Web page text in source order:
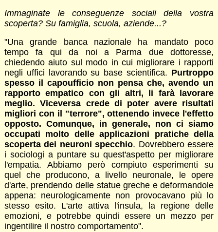
Immaginate le conseguenze sociali della vostra
scoperta? Su famiglia, scuola, aziende...?
"Una grande banca nazionale ha mandato poco
tempo fa qui da noi a Parma due dottoresse,
chiedendo aiuto sul modo in cui migliorare i rapporti
negli uffici lavorando su base scientifica. Purtroppo
spesso il capoufficio non pensa che, avendo un
rapporto empatico con gli altri, li farà lavorare
meglio. Viceversa crede di poter avere risultati
migliori con il "terrore", ottenendo invece l'effetto
opposto. Comunque, in generale, non ci siamo
occupati molto delle applicazioni pratiche della
scoperta dei neuroni specchio. Dovrebbero essere
i sociologi a puntare su quest'aspetto per migliorare
l'empatia. Abbiamo però compiuto esperimenti su
quel che producono, a livello neuronale, le opere
d'arte, prendendo delle statue greche e deformandole
appena: neurologicamente non provocavano più lo
stesso esito. L'arte attiva l'insula, la regione delle
emozioni, e potrebbe quindi essere un mezzo per
ingentilire il nostro comportamento".